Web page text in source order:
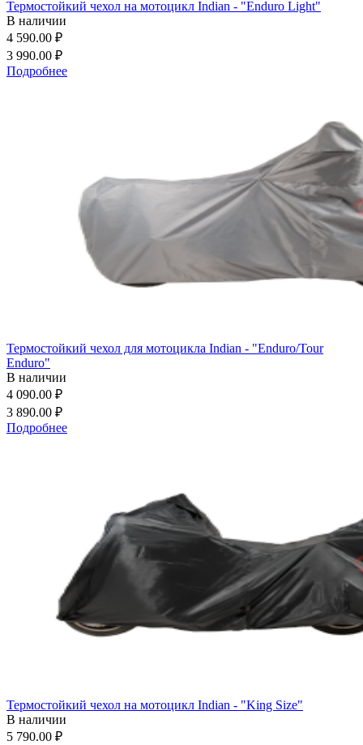
Термостойкий чехол на мотоцикл Indian - "Enduro Light"
В наличии
4 590.00 ₽
3 990.00 ₽
Подробнее
Термостойкий чехол для мотоцикла Indian - "Enduro/Tour
Enduro"
В наличии
4 090.00 ₽
3 890.00 ₽
Подробнее
Термостойкий чехол на мотоцикл Indian - "King Size"
В наличии
5 790.00 ₽